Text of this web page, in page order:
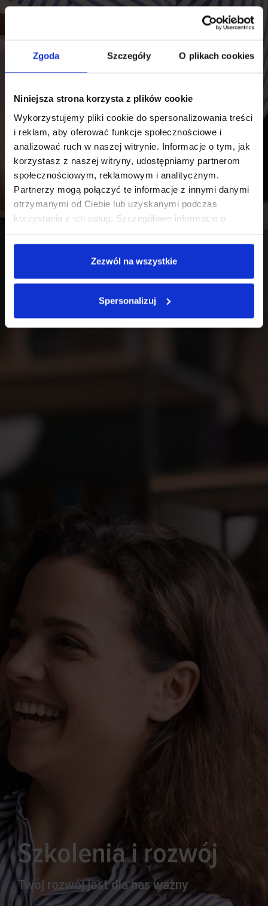
Zgoda Szczegóły O plikach cookies
Niniejsza strona korzysta z plików cookie
Wykorzystujemy pliki cookie do spersonalizowania treści
i reklam, aby oferować funkcje społecznościowe i
analizować ruch w naszej witrynie. Informacje o tym, jak
korzystasz z naszej witryny, udostępniamy partnerom
społecznościowym, reklamowym i analitycznym.
Partnerzy mogą połączyć te informacje z innymi danymi
otrzymanymi od Ciebie lub uzyskanymi podczas
korzystania z ich usług. Szczegółowe informacje o
osobowych są dostępne wPolityce prywatności.
Zezwól na wszystkie
Spersonalizuj
Szkolenia i rozwój
Twój rozwój jest dla nas ważny